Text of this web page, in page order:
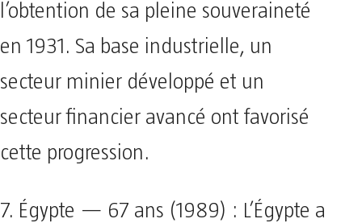
l’obtention de sa pleine souveraineté
en 1931. Sa base industrielle, un
secteur minier développé et un
secteur financier avancé ont favorisé
cette progression.
7. Égypte — 67 ans (1989) : L’Égypte a